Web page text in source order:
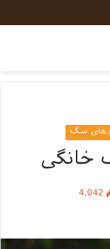
سگ
خانگی
4,042